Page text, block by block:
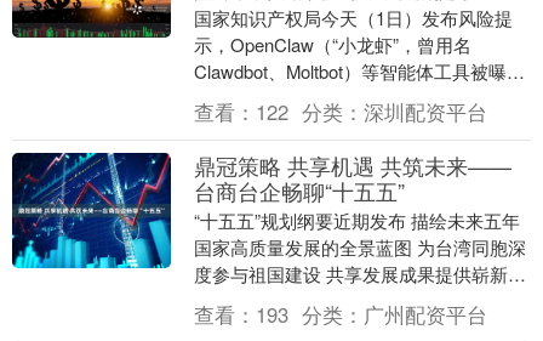
国家知识产权局今天（1日）发布风险提
示，OpenClaw（“小龙虾”，曾用名
Clawdbot、Moltbot）等智能体工具被曝光
默认安全配置脆弱，易引发严重安全....
查看： 122 分类： 深圳配资平台
鼎冠策略 共享机遇 共筑未来——
台商台企畅聊“十五五”
“十五五”规划纲要近期发布 描绘未来五年
国家高质量发展的全景蓝图 为台湾同胞深
度参与祖国建设 共享发展成果提供崭新机
遇 不少台商台企备受振奋 规划纲要对“十
五五....
查看： 193 分类： 广州配资平台